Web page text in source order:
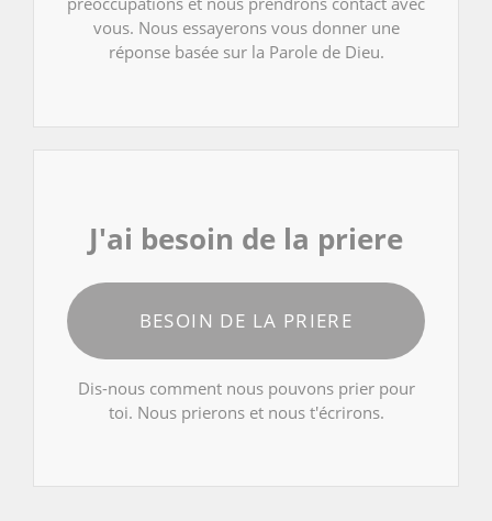
vous. Nous essayerons vous donner une
réponse basée sur la Parole de Dieu.
J'ai besoin de la priere
BESOIN DE LA PRIERE
Dis-nous comment nous pouvons prier pour
toi. Nous prierons et nous t'écrirons.